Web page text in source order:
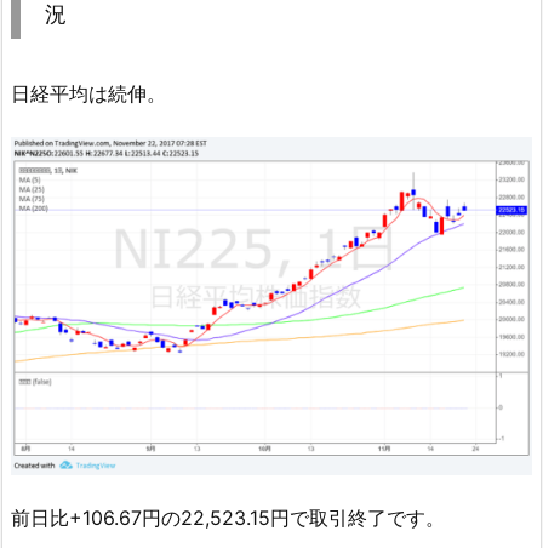
況
日経平均は続伸。
前日比+106.67円の22,523.15円で取引終了です。